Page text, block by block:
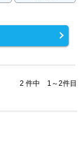
2 件中 1～2件目